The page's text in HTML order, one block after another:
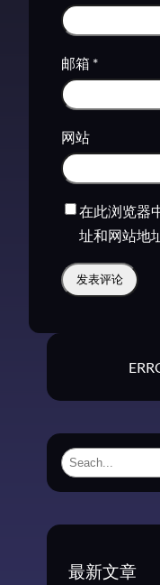
邮箱 *
网站
在此浏览器
址和网站地
S
最新文章